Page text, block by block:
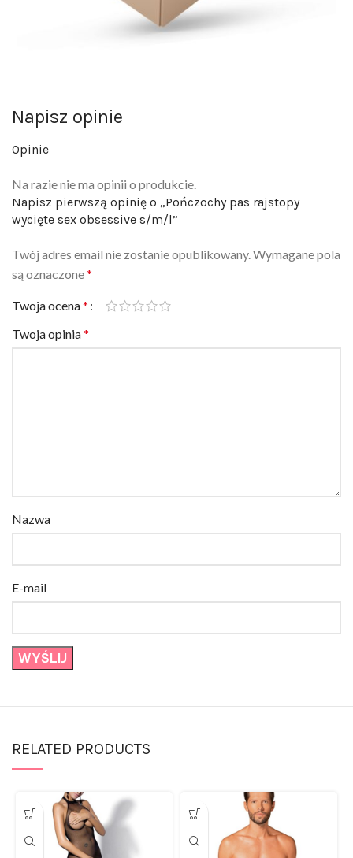
Napisz opinie
Opinie
Na razie nie ma opinii o produkcie.
Napisz pierwszą opinię o „Pończochy pas rajstopy
wycięte sex obsessive s/m/l”
Twój adres email nie zostanie opublikowany. Wymagane pola
są oznaczone*
Twoja ocena *
Twoja opinia *
Nazwa
E-mail
RELATED PRODUCTS